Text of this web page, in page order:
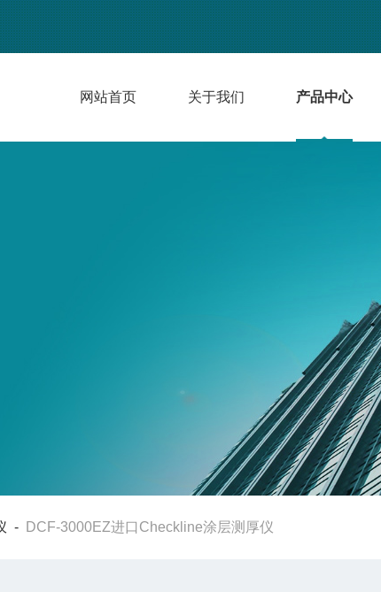
网站首页 关于我们 产品中心
- DCF-3000EZ进口Checkline涂层测厚仪